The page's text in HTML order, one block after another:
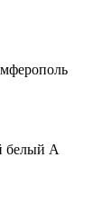
белый А